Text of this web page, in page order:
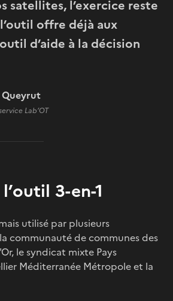
satellites, l’exercice reste
offre déjà aux
d’aide à la décision
Lab’OT
3-en-1
utilisé par plusieurs
communauté de communes des
le syndicat mixte Pays
Méditerranée Métropole et la